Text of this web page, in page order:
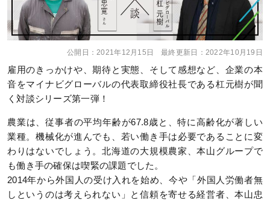
公開日：2021年12月15日 最終更新日： 2022年10月19日
雇用のきっかけや、期待と実態、そして感想など、企業の本
音をマイナビグローバルの代表取締役社長である杠元樹が聞
く対談シリーズ第一弾！
農業は、従事者の平均年齢が67.8歳と、特に高齢化が著しい
業種。機械化が進んでも、若い働き手は必要であることに変
わりはないでしょう。北海道の大規模農家、本山グループで
も働き手の確保は喫緊の課題でした。
2014年から外国人の受け入れを始め、今や「外国人労働者無
しというのは考えられない」と信頼を寄せる経営者、本山忠